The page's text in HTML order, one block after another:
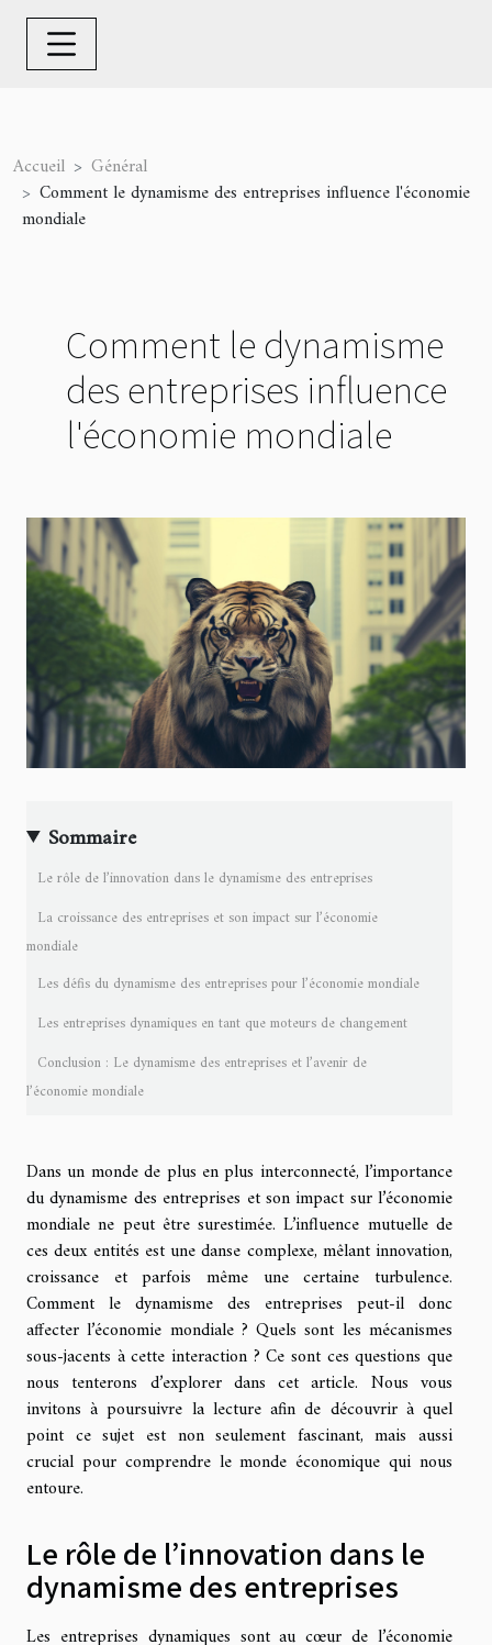
Accueil
Général
Comment le dynamisme des entreprises influence l'économie
mondiale
Comment le dynamisme
des entreprises influence
l'économie mondiale
Sommaire
Le rôle de l’innovation dans le dynamisme des entreprises
La croissance des entreprises et son impact sur l’économie
mondiale
Les défis du dynamisme des entreprises pour l’économie mondiale
Les entreprises dynamiques en tant que moteurs de changement
Conclusion : Le dynamisme des entreprises et l’avenir de
l’économie mondiale
Dans un monde de plus en plus interconnecté, l’importance
du dynamisme des entreprises et son impact sur l’économie
mondiale ne peut être surestimée. L’influence mutuelle de
ces deux entités est une danse complexe, mêlant innovation,
croissance et parfois même une certaine turbulence.
Comment le dynamisme des entreprises peut-il donc
affecter l’économie mondiale ? Quels sont les mécanismes
sous-jacents à cette interaction ? Ce sont ces questions que
nous tenterons d’explorer dans cet article. Nous vous
invitons à poursuivre la lecture afin de découvrir à quel
point ce sujet est non seulement fascinant, mais aussi
crucial pour comprendre le monde économique qui nous
entoure.
Le rôle de l’innovation dans le
dynamisme des entreprises
Les entreprises dynamiques sont au cœur de l’économie